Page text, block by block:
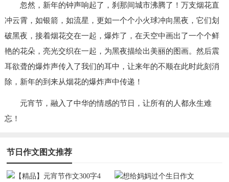
忽然，新年的钟声响起了，刹那间城市沸腾了！万支烟花直
冲云霄，如银箭，如流星，更如一个个小火球冲向黑夜，它们划
破黑夜，接着烟花交在一起，爆炸了，在天空中画出了一个个鲜
艳的花朵，亮光交织在一起，为黑夜描绘出美丽的图画。然后震
耳欲聋的爆炸声传入了我们的耳中，让来年的不顺在此时此刻消
除，新年的到来从烟花的爆炸声中传递！
元宵节，融入了中华的情感的节日，让所有的人都永生难
忘！
节日作文图文推荐